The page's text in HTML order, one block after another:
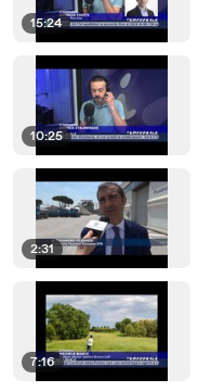
15:24
10:25
2:31
7:16